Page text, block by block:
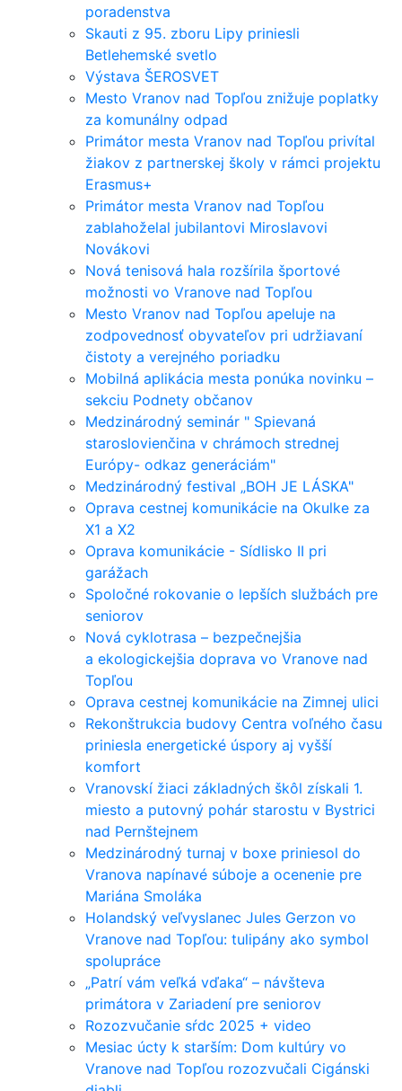
poradenstva
Skauti z 95. zboru Lipy priniesli
Betlehemské svetlo
Výstava ŠEROSVET
Mesto Vranov nad Topľou znižuje poplatky
za komunálny odpad
Primátor mesta Vranov nad Topľou privítal
žiakov z partnerskej školy v rámci projektu
Erasmus+
Primátor mesta Vranov nad Topľou
zablahoželal jubilantovi Miroslavovi
Novákovi
Nová tenisová hala rozšírila športové
možnosti vo Vranove nad Topľou
Mesto Vranov nad Topľou apeluje na
zodpovednosť obyvateľov pri udržiavaní
čistoty a verejného poriadku
Mobilná aplikácia mesta ponúka novinku –
sekciu Podnety občanov
Medzinárodný seminár " Spievaná
staroslovienčina v chrámoch strednej
Európy- odkaz generáciám"
Medzinárodný festival „BOH JE LÁSKA"
Oprava cestnej komunikácie na Okulke za
X1 a X2
Oprava komunikácie - Sídlisko II pri
garážach
Spoločné rokovanie o lepších službách pre
seniorov
Nová cyklotrasa – bezpečnejšia
a ekologickejšia doprava vo Vranove nad
Topľou
Oprava cestnej komunikácie na Zimnej ulici
Rekonštrukcia budovy Centra voľného času
priniesla energetické úspory aj vyšší
komfort
Vranovskí žiaci základných škôl získali 1.
miesto a putovný pohár starostu v Bystrici
nad Pernštejnem
Medzinárodný turnaj v boxe priniesol do
Vranova napínavé súboje a ocenenie pre
Mariána Smoláka
Holandský veľvyslanec Jules Gerzon vo
Vranove nad Topľou: tulipány ako symbol
spolupráce
„Patrí vám veľká vďaka“ – návšteva
primátora v Zariadení pre seniorov
Rozozvučanie sŕdc 2025 + video
Mesiac úcty k starším: Dom kultúry vo
Vranove nad Topľou rozozvučali Cigánski